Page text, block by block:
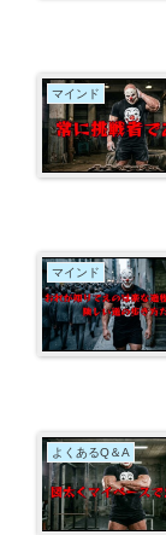
マインド
マインド
よくあるQ＆A